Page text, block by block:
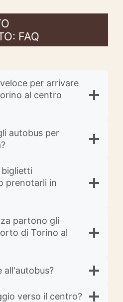
FAQ
per arrivare
al centro
autobus per
biglietti
prenotarli in
partono gli
di Torino al
all'autobus?
verso il centro?